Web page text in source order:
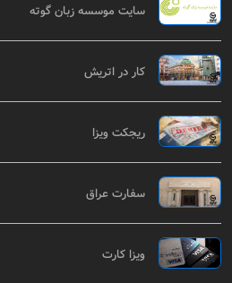
سایت موسسه زبان گوته
کار در اتریش
ریجکت ویزا
سفارت عراق
ویزا کارت